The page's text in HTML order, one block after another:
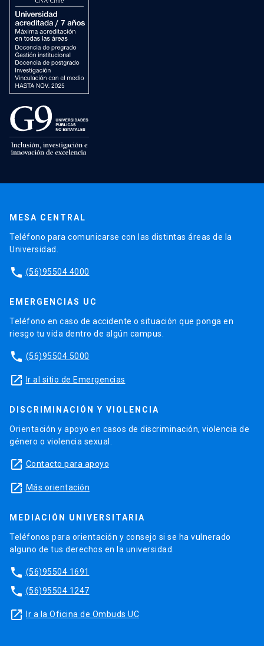
MESA CENTRAL
Teléfono para comunicarse con las distintas áreas de la
Universidad.
phone (56)95504 4000
EMERGENCIAS UC
Teléfono en caso de accidente o situación que ponga en
riesgo tu vida dentro de algún campus.
phone (56)95504 5000
launch Ir al sitio de Emergencias
DISCRIMINACIÓN Y VIOLENCIA
Orientación y apoyo en casos de discriminación, violencia de
género o violencia sexual.
launch Contacto para apoyo
launch Más orientación
MEDIACIÓN UNIVERSITARIA
Teléfonos para orientación y consejo si se ha vulnerado
alguno de tus derechos en la universidad.
phone (56)95504 1691
phone (56)95504 1247
launch Ir a la Oficina de Ombuds UC